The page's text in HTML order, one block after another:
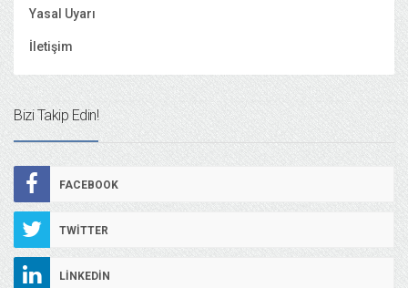
Yasal Uyarı
İletişim
Bizi Takip Edin!
FACEBOOK
TWITTER
LINKEDIN